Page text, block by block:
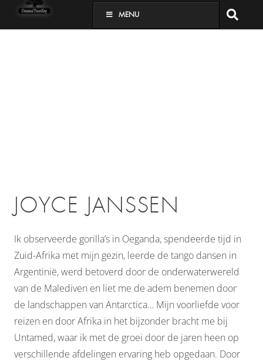
MENU
JOYCE JANSSEN
Ik observeerde gorilla’s in Oeganda, spendeerde tijd in
Zuid-Afrika met mijn gezin, leerde de tango dansen in
Argentinië, werd betoverd door de onderwaterwereld
van de Malediven en liet me de adem benemen door
de landschappen van Antarctica… Mijn voorliefde voor
reizen en door Afrika in het bijzonder bracht me bij
Untamed, waar ik met de groei door de jaren heen op
verschillende afdelingen ervaring heb opgedaan. Door